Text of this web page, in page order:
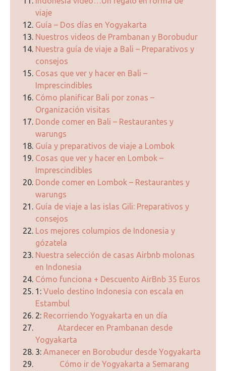
viaje
Guía – Dos días en Yogyakarta
Nuestros videos de Prambanan y Borobudur
Nuestra guía de viaje a Bali – Preparativos y
consejos
Cosas que ver y hacer en Bali –
Imprescindibles
Cómo planificar Bali por zonas –
Organización visitas
Donde comer en Bali – Restaurantes y
warungs
Guía y preparativos de viaje a Lombok
Cosas que ver y hacer en Lombok –
Imprescindibles
Donde comer en Lombok – Restaurantes y
warungs
Guía de viaje a las islas Gili: Preparativos y
consejos
Los mejores columpios de Indonesia y
gózatela
Nuestra selección de casas Airbnb molonas
en Indonesia
Cómo funciona + Descuento AirBnb 35 Euros
1: Vuelo destino Indonesia con escala en
Estambul
2: Recorriendo Yogyakarta en un día
Atardecer en Prambanan desde
Yogyakarta
3: Amanecer en Borobudur desde Yogyakarta
Cómo ir de Yogyakarta a Semarang